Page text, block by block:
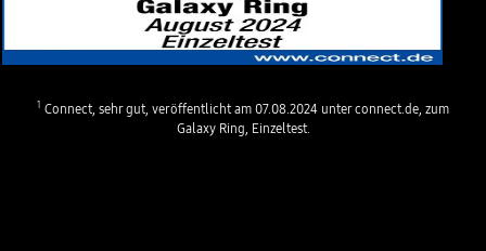
1 Connect, sehr gut, veröffentlicht am 07.08.2024 unter connect.de, zum
Galaxy Ring, Einzeltest.